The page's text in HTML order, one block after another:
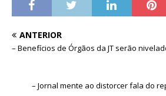
ANTERIOR
– Benefícios de Órgãos da JT serão
– Jornal mente ao distorcer fala do